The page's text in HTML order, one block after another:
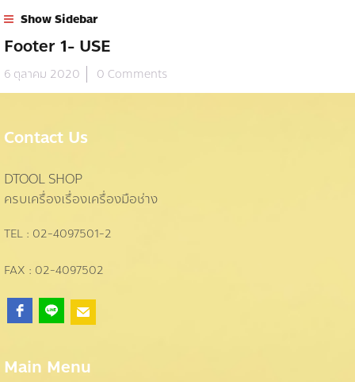
Show Sidebar
Footer 1- USE
6 ตุลาคม 2020 0 Comments
Contact Us
DTOOL SHOP
ครบเครื่องเรื่องเครื่องมือช่าง
TEL : 02-4097501-2
FAX : 02-4097502
Main Menu